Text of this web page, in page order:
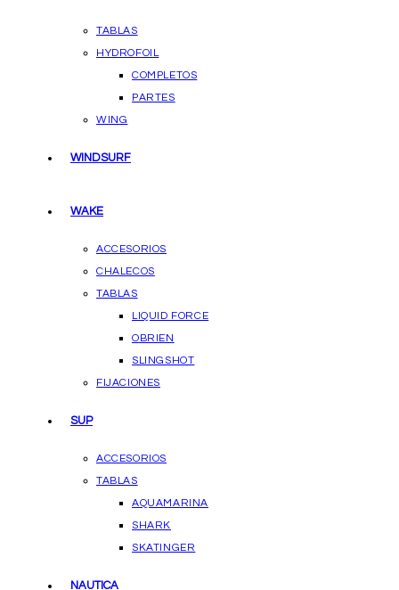
TABLAS
HYDROFOIL
COMPLETOS
PARTES
WING
WINDSURF
WAKE
ACCESORIOS
CHALECOS
TABLAS
LIQUID FORCE
OBRIEN
SLINGSHOT
FIJACIONES
SUP
ACCESORIOS
TABLAS
AQUAMARINA
SHARK
SKATINGER
NAUTICA